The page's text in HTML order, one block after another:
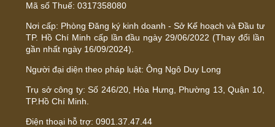
Mã số Thuế: 0317358080
Nơi cấp: Phòng Đăng ký kinh doanh - Sở Kế hoạch và Đầu tư
TP. Hồ Chí Minh cấp lần đầu ngày 29/06/2022 (Thay đổi lần
gần nhất ngày 16/09/2024).
Người đại diện theo pháp luật: Ông Ngô Duy Long
Trụ sở công ty: Số 246/20, Hòa Hưng, Phường 13, Quận 10,
TP.Hồ Chí Minh.
Điện thoại hỗ trợ: 0901.37.47.44